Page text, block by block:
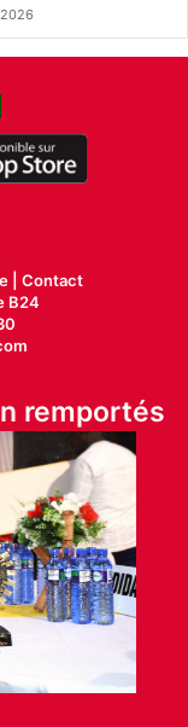
| Contact
B24
remportés